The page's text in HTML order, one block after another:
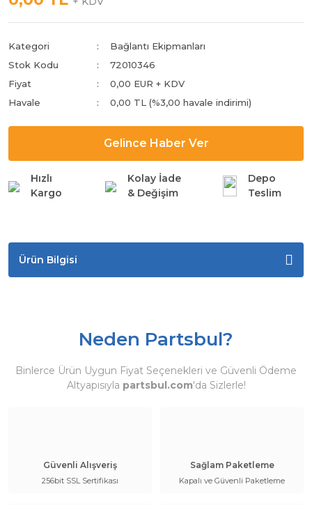
Kategori
Bağlantı Ekipmanları
Stok Kodu
72010346
Fiyat
0,00 EUR + KDV
Havale
0,00 TL (%3,00 havale indirimi)
Gelince Haber Ver
Hızlı
Kargo
Kolay İade
& Değişim
Depo
Teslim
Ürün Bilgisi
Neden Partsbul?
Binlerce Ürün Uygun Fiyat Seçenekleri ve Güvenli Ödeme
Altyapısıyla partsbul.com'da Sizlerle!
Güvenli Alışveriş
256bit SSL Sertifikası
Sağlam Paketleme
Kapalı ve Güvenli Paketleme